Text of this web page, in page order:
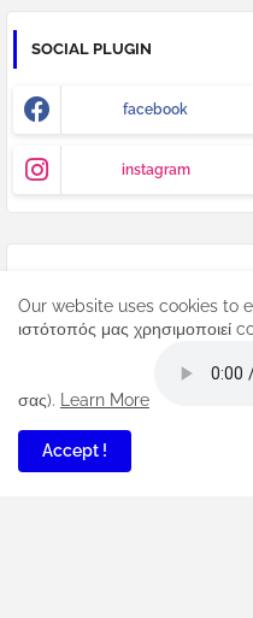
SOCIAL PLUGIN
facebook
instagram
MAKE A DONATION..
PayPal Argonaytis
Buy send Now
Our website uses cookies to
ιστότοπός μας χρησιμοποιεί
σας). Learn More
Accept !